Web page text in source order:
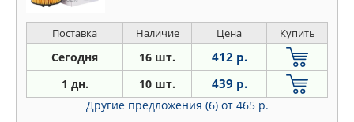
Поставка Наличие Цена Купить
Сегодня 16 шт. 412 р.
1 дн. 10 шт. 439 р.
Другие предложения (6) от 465 р.